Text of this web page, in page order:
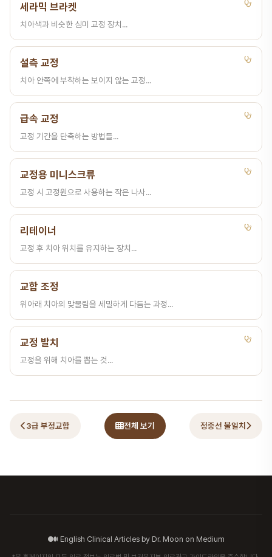
세라믹 브라켓
치아색과 비슷한 심미 교정 장치...
설측 교정
치아 안쪽에 부착하는 보이지 않는 교정...
급속 교정
교정 기간을 단축하는 방법들...
교정용 미니스크류
교정 시 고정원으로 사용하는 작은 나사...
리테이너
교정 후 치아 위치를 유지하는 장치...
교합 조정
위아래 치아의 맞물림을 세밀하게 다듬는 과정...
교정 발치
교정을 위해 치아를 뽑는 것...
3급 부정교합 전체 보기 정중선 불일치
English Clinical Articles by Dr. Moon on Medium